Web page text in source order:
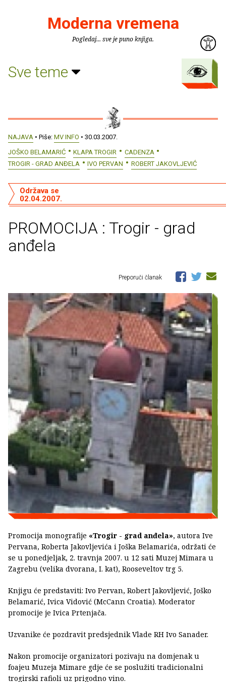
Moderna vremena
Pogledaj... sve je puno knjiga.
Sve teme
NAJAVA • Piše: MV INFO • 30.03.2007.
JOŠKO BELAMARIĆ
KLAPA TROGIR
CADENZA
TROGIR - GRAD ANĐELA
IVO PERVAN ROBERT JAKOVLJEVIĆ
PROMOCIJA : Trogir - grad
anđela
Održava se
02.04.2007.
Preporuči članak
Promocija monografije «Trogir - grad anđela», autora Ive
Pervana, Roberta Jakovljevića i Joška Belamarića, održati će
se u ponedjeljak, 2. travnja 2007. u 12 sati Muzej Mimara u
Zagrebu (velika dvorana, I. kat), Rooseveltov trg 5.
Knjigu će predstaviti: Ivo Pervan, Robert Jakovljević, Joško
Belamarić, Ivica Vidović (McCann Croatia). Moderator
promocije je Ivica Prtenjača.
Uzvanike će pozdravit predsjednik Vlade RH Ivo Sanader.
Nakon promocije organizatori pozivaju na domjenak u
foajeu Muzeja Mimare gdje će se poslužiti tradicionalni
trogirski rafioli uz prigodno vino.